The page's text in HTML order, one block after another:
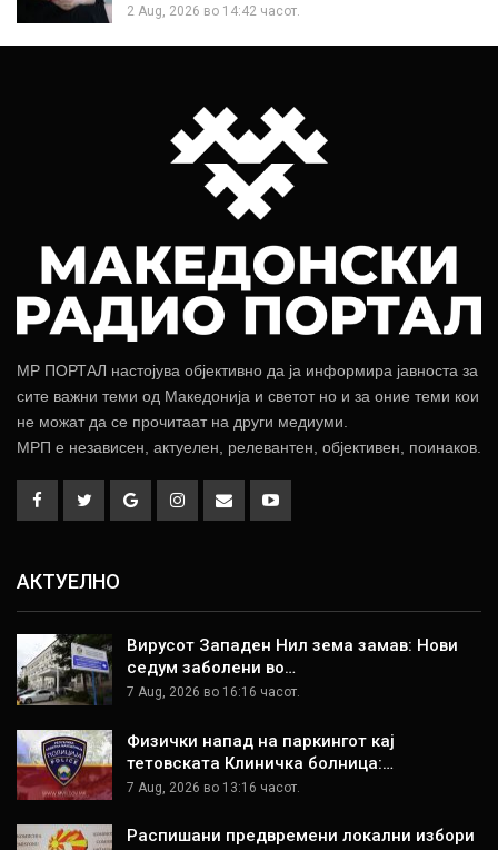
2 Aug, 2026 во 14:42 часот.
МР ПОРТАЛ настојува објективно да ја информира јавноста за
сите важни теми од Македонија и светот но и за оние теми кои
не можат да се прочитаат на други медиуми.
МРП е независен, актуелен, релевантен, објективен, поинаков.
АКТУЕЛНО
Вирусот Западен Нил зема замав: Нови
седум заболени во…
7 Aug, 2026 во 16:16 часот.
Физички напад на паркингот кај
тетовската Клиничка болница:…
7 Aug, 2026 во 13:16 часот.
Распишани предвремени локални избори